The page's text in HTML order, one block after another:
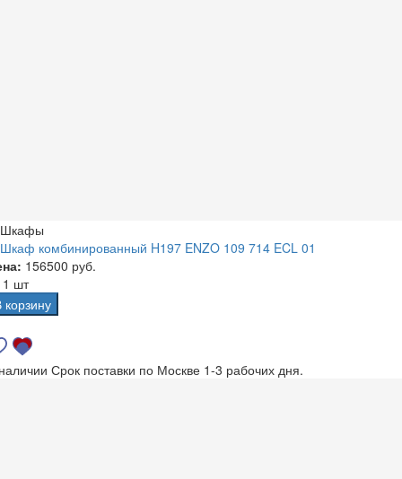
Шкафы
Шкаф комбинированный H197 ENZO 109 714 ECL 01
156500 руб.
1 шт
корзину
Срок поставки по Москве 1-3 рабочих дня.